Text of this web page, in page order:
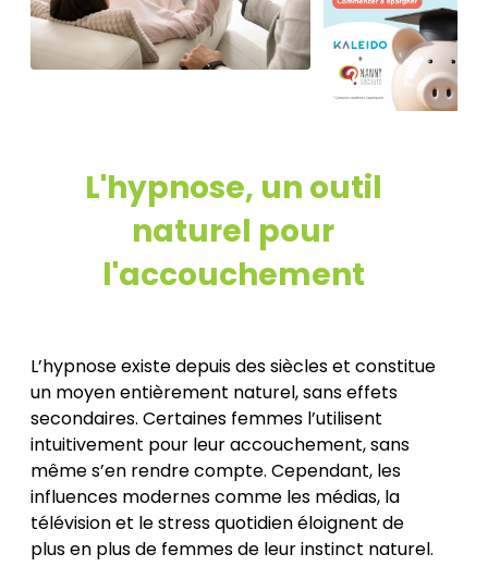
L'hypnose, un outil
naturel pour
l'accouchement
L’hypnose existe depuis des siècles et constitue
un moyen entièrement naturel, sans effets
secondaires. Certaines femmes l’utilisent
intuitivement pour leur accouchement, sans
même s’en rendre compte. Cependant, les
influences modernes comme les médias, la
télévision et le stress quotidien éloignent de
plus en plus de femmes de leur instinct naturel.